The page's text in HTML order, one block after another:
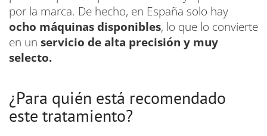
por la marca. De hecho, en España solo hay
ocho máquinas disponibles, lo que lo convierte
en un servicio de alta precisión y muy
selecto.
¿Para quién está recomendado
este tratamiento?